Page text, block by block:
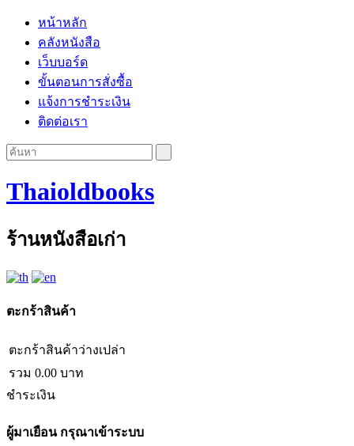
หน้าหลัก
คลังหนังสือ
เว็บบอร์ด
ขั้นตอนการสั่งซื้อ
แจ้งการชำระเงิน
ติดต่อเรา
Thaioldbooks
ร้านหนังสือเก่า
ตะกร้าสินค้า
ตะกร้าสินค้าว่างเปล่า
รวม 0.00 บาท
ชำระเงิน
ผู้มาเยือนกรุณาเข้าระบบ